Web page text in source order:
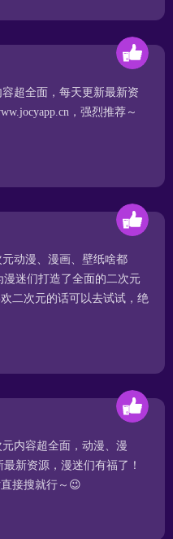
超全面，每天更新最新资
，强烈推荐～
动漫、漫画、壁纸啥都
迷们打造了全面的二次元
二次元的话可以去试试，绝
内容超全面，动漫、漫
新资源，漫迷们有福了！
接搜就行～😉